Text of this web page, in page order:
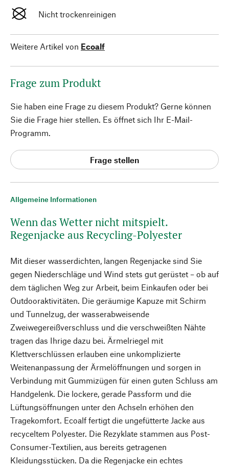
Allgemeine Informationen
Wenn das Wetter nicht mitspielt.
Regenjacke aus Recycling-Polyester
Mit dieser wasserdichten, langen Regenjacke sind Sie
gegen Niederschläge und Wind stets gut gerüstet – ob auf
dem täglichen Weg zur Arbeit, beim Einkaufen oder bei
Outdooraktivitäten. Die geräumige Kapuze mit Schirm
und Tunnelzug, der wasserabweisende
Zweiwegereißverschluss und die verschweißten Nähte
tragen das Ihrige dazu bei. Ärmelriegel mit
Klettverschlüssen erlauben eine unkomplizierte
Weitenanpassung der Ärmelöffnungen und sorgen in
Verbindung mit Gummizügen für einen guten Schluss am
Handgelenk. Die lockere, gerade Passform und die
Lüftungsöffnungen unter den Achseln erhöhen den
Tragekomfort. Ecoalf fertigt die ungefütterte Jacke aus
recyceltem Polyester. Die Rezyklate stammen aus Post-
Consumer-Textilien, aus bereits getragenen
Kleidungsstücken. Da die Regenjacke ein echtes
Nicht trockenreinigen
Weitere Artikel von Ecoalf
Frage zum Produkt
Sie haben eine Frage zu diesem Produkt? Gerne können
Sie die Frage hier stellen. Es öffnet sich Ihr E-Mail-
Programm.
Frage stellen